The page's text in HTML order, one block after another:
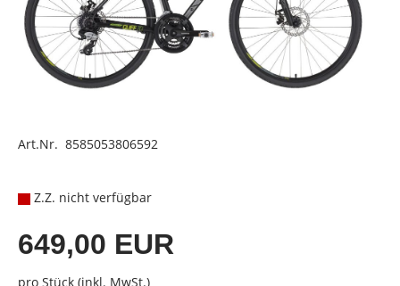
Art.Nr. 8585053806592
Z.Z. nicht verfügbar
649,00 EUR
pro Stück (inkl. MwSt.)